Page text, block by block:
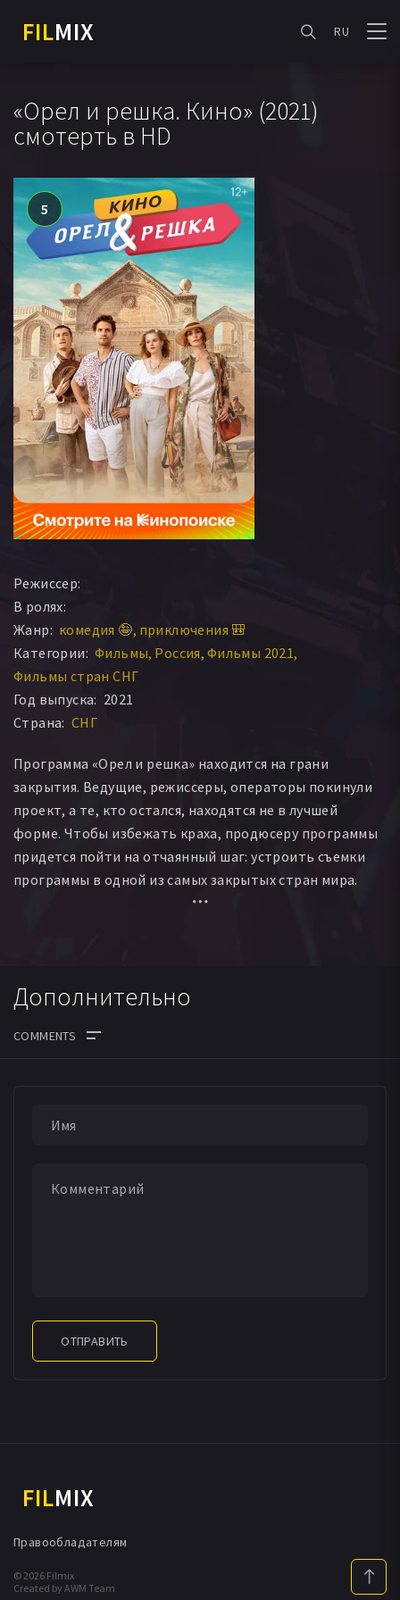
FILMIX RU
«Орел и решка. Кино» (2021)
смотерть в HD
5
Режиссер:
В ролях:
Жанр: комедия 🤪 приключения 🎒
Категории: Фильмы Россия Фильмы 2021
Фильмы стран СНГ
Год выпуска: 2021
Страна: СНГ
Программа «Орел и решка» находится на грани
закрытия. Ведущие, режиссеры, операторы покинули
проект, а те, кто остался, находятся не в лучшей
форме. Чтобы избежать краха, продюсеру программы
придется пойти на отчаянный шаг: устроить съемки
программы в одной из самых закрытых стран мира.
Дополнительно
ОТПРАВИТЬ
FILMIX
© 2026 Filmix
Created by AWM Team
Правообладателям